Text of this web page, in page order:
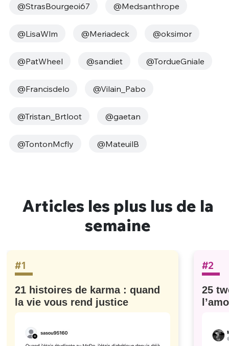
@StrasBourgeoi67 @Medsanthrope
@LisaWlm @Meriadeck @oksimor
@PatWheel @sandiet @TordueGniale
@Francisdelo @Vilain_Pabo
@Tristan_Brtloot @gaetan
@TontonMcfly @MateuilB
Articles les plus lus de la
semaine
#1
21 histoires de karma : quand
la vie vous rend justice
#2
25